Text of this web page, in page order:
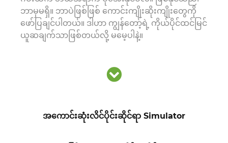
ဘာမှမရှိ။ ဘာပဲဖြစ်ဖြစ် ကောင်းကျိုးဆိုးကျိုးတွေကို
ဖော်ပြချင်ပါတယ်။ ဒါဟာ ကျွန်တော့်ရဲ့ ကိုယ်ပိုင်ထင်မြင်
ယူဆချက်သာဖြစ်တယ်လို့ မမေ့ပါနဲ့။
အကောင်းဆုံးလိင်ပိုင်းဆိုင်ရာ Simulator